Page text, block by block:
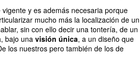
y es además necesaria porque
mucho más la localización de un
sin con ello decir una tontería, de un
bajo una visión única, a un diseño que
los nuestros pero también de los de